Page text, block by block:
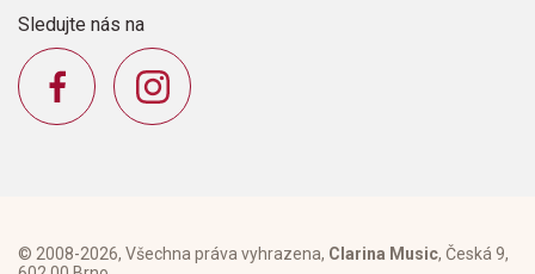
Sledujte nás na
© 2008-2026, Všechna práva vyhrazena, Clarina Music, Česká 9,